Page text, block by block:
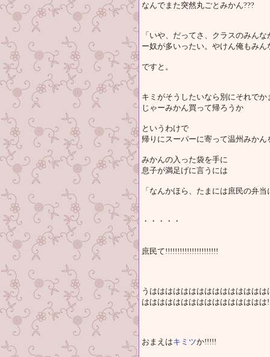
なんでまた突然丸ごとみかん???
「いや、だってさ、クラスのみん
ー奴が多いったい。やけん俺もみ
ですと。
キミがそうしたいなら別にそれでか
じゃーみかん買って帰ろうか
というわけで
帰りにスーパーに寄って温州みかん
みかんの入った袋を手に
息子が満足げに言うには
「なんかほら、たまには庶民の弁
・・・・・
庶民て!!!!!!!!!!!!!!!!!!!!!!
うはははははははははははははは
ははははははははははははははは
おまえはキミツか!!!!!